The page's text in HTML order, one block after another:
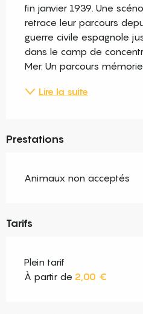
fin janvier 1939. Une
retrace leur parcours
guerre civile espagnole
dans le camp de
Mer. Un parcours
Lire la suite
Prestations
Animaux non acceptés
Tarifs
Plein tarif
À partir de 2,00 €